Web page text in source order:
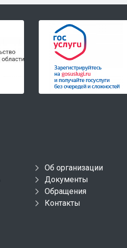
Об организации
Документы
Обращения
Контакты